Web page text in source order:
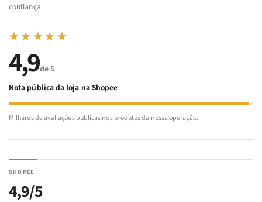
confiança.
★★★★★
4,9de 5
Nota pública da loja na Shopee
Milhares de avaliações públicas nos produtos da nossa operação.
SHOPEE
4,9/5